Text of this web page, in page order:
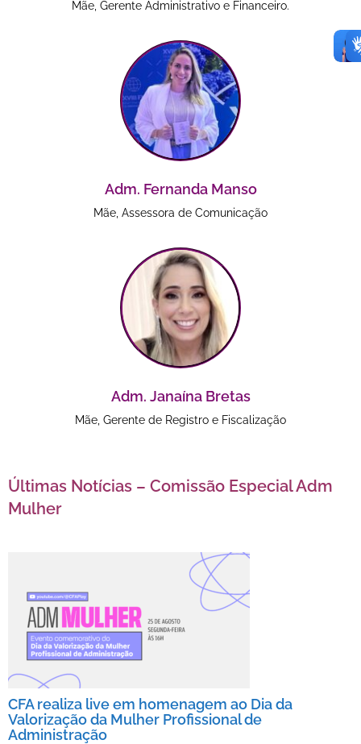
Mãe, Gerente Administrativo e Financeiro.
Adm. Fernanda Manso
Mãe, Assessora de Comunicação
Adm. Janaína Bretas
Mãe, Gerente de Registro e Fiscalização
Últimas Notícias – Comissão Especial Adm
Mulher
CFA realiza live em homenagem ao Dia da
Valorização da Mulher Profissional de
Administração